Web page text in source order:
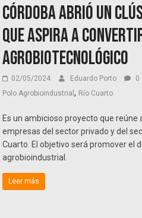
Córdoba abrió un
que aspira a
agrobiotecnológico
02/05/2024 Eduardo Porto 0
Polo Agrobioindustrial, Río Cuarto
Es un ambicioso proyecto que reúne
empresas del sector privado y del
Cuarto. El objetivo será promover el
agrobioindustrial.
Leer más